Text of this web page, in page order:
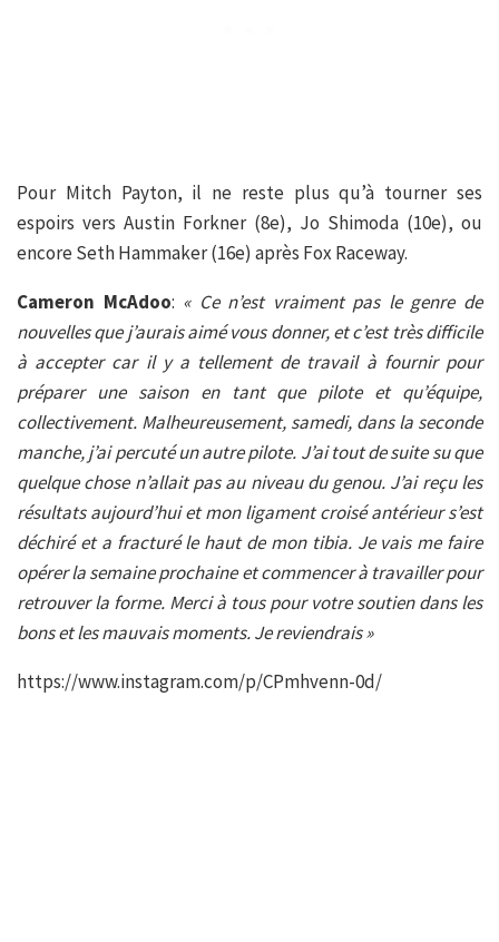
Pour Mitch Payton, il ne reste plus qu’à tourner ses
espoirs vers Austin Forkner (8e), Jo Shimoda (10e), ou
encore Seth Hammaker (16e) après Fox Raceway.
Cameron McAdoo: « Ce n’est vraiment pas le genre de
nouvelles que j’aurais aimé vous donner, et c’est très difficile
à accepter car il y a tellement de travail à fournir pour
préparer une saison en tant que pilote et qu’équipe,
collectivement. Malheureusement, samedi, dans la seconde
manche, j’ai percuté un autre pilote. J’ai tout de suite su que
quelque chose n’allait pas au niveau du genou. J’ai reçu les
résultats aujourd’hui et mon ligament croisé antérieur s’est
déchiré et a fracturé le haut de mon tibia. Je vais me faire
opérer la semaine prochaine et commencer à travailler pour
retrouver la forme. Merci à tous pour votre soutien dans les
bons et les mauvais moments. Je reviendrais »
https://www.instagram.com/p/CPmhvenn-0d/